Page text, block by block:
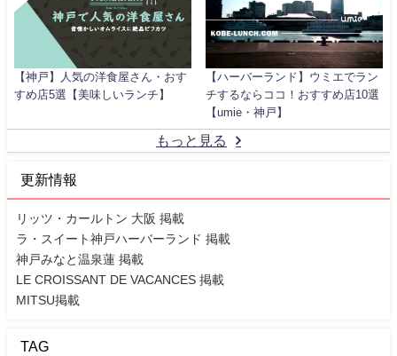
【神戸】人気の洋食屋さん・おす
すめ店5選【美味しいランチ】
【ハーバーランド】ウミエでラン
チするならココ！おすすめ店10選
【umie・神戸】
もっと見る
更新情報
リッツ・カールトン 大阪 掲載
ラ・スイート神戸ハーバーランド 掲載
神戸みなと温泉蓮 掲載
LE CROISSANT DE VACANCES 掲載
MITSU掲載
TAG